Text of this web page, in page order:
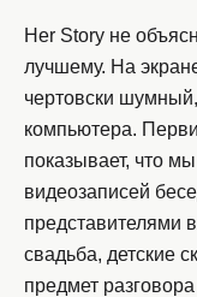
Her Story не
лучшему. На
чертовски
компьютера.
показывает, что
видеозаписей
представителями
свадьба, детские
предмет